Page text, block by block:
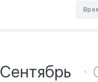
Сентябрь